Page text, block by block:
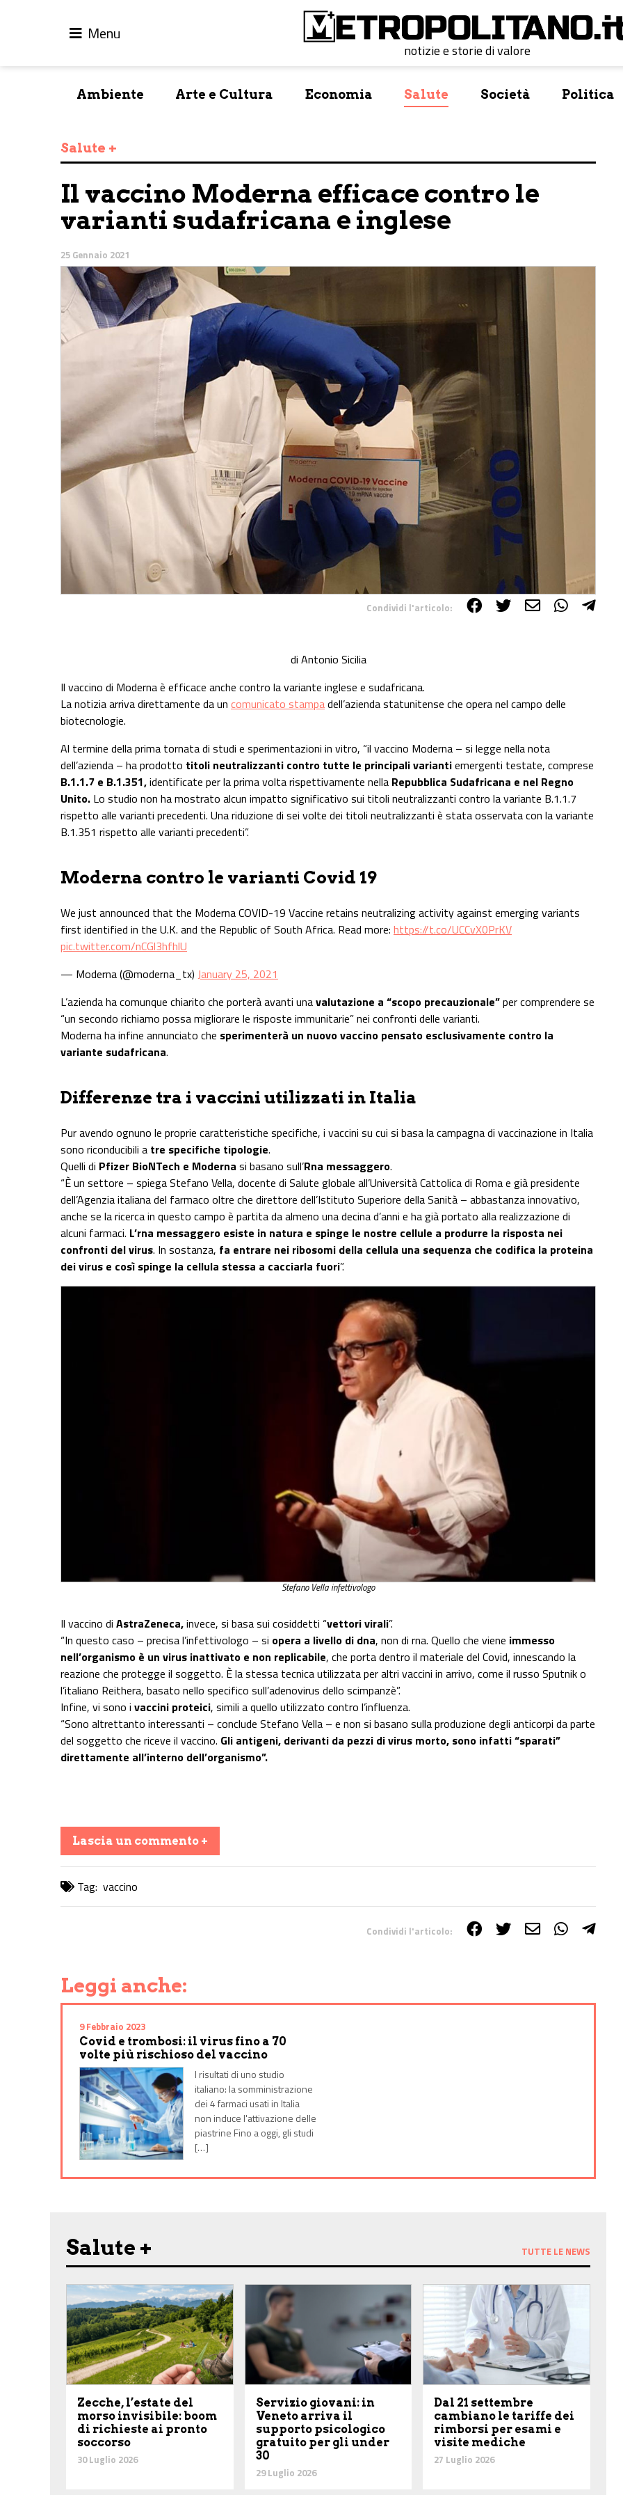
Menu
notizie e storie di valore
Ambiente Arte e Cultura Economia Salute Società Politica
Salute +
Il vaccino Moderna efficace contro le
varianti sudafricana e inglese
25 Gennaio 2021
Condividi l'articolo:
di Antonio Sicilia
Il vaccino di Moderna è efficace anche contro la variante inglese e sudafricana.
La notizia arriva direttamente da un comunicato stampadell’azienda statunitense che opera nel campo delle
biotecnologie.
Al termine della prima tornata di studi e sperimentazioni in vitro, “il vaccino Moderna – si legge nella nota
dell’azienda – ha prodotto titoli neutralizzanti contro tutte le principali variantiemergenti testate, comprese
B.1.1.7 e B.1.351,identificate per la prima volta rispettivamente nella Repubblica Sudafricana e nel Regno
Unito. Lo studio non ha mostrato alcun impatto significativo sui titoli neutralizzanti contro la variante B.1.1.7
rispetto alle varianti precedenti. Una riduzione di sei volte dei titoli neutralizzanti è stata osservata con la variante
B.1.351 rispetto alle varianti precedenti”.
Moderna contro le varianti Covid 19
We just announced that the Moderna COVID-19 Vaccine retains neutralizing activity against emerging variants
first identified in the U.K. and the Republic of South Africa. Read more: https://t.co/UCCvX0PrKV
pic.twitter.com/nCGl3hfhlU
— Moderna (@moderna_tx) January 25, 2021
L’azienda ha comunque chiarito che porterà avanti unavalutazione a “scopo precauzionale”per comprendere se
“un secondo richiamo possa migliorare le risposte immunitarie” nei confronti delle varianti.
Moderna ha infine annunciato che sperimenterà un nuovo vaccino pensato esclusivamente contro la
variante sudafricana.
Differenze tra i vaccini utilizzati in Italia
Pur avendo ognuno le proprie caratteristiche specifiche, i vaccini su cui si basa la campagna di vaccinazione in Italia
sono riconducibili a tre specifiche tipologie.
Quelli di Pfizer BioNTech e Moderna si basano sull’Rna messaggero.
“È un settore – spiega Stefano Vella, docente di Salute globale all’Università Cattolica di Roma e già presidente
dell’Agenzia italiana del farmaco oltre che direttore dell’Istituto Superiore della Sanità – abbastanza innovativo,
anche se la ricerca in questo campo è partita da almeno una decina d’anni e ha già portato alla realizzazione di
alcuni farmaci. L’rna messaggero esiste in natura e spinge le nostre cellule a produrre la risposta nei
confronti del virus. In sostanza, fa entrare nei ribosomi della cellula una sequenza che codifica la proteina
dei virus e così spinge la cellula stessa a cacciarla fuori”.
Stefano Vella infettivologo
Il vaccino di AstraZeneca,invece, si basa sui cosiddetti “vettori virali”.
“In questo caso – precisa l’infettivologo – si opera a livello di dna, non di rna. Quello che viene immesso
nell’organismo è un virus inattivato e non replicabile, che porta dentro il materiale del Covid, innescando la
reazione che protegge il soggetto. È la stessa tecnica utilizzata per altri vaccini in arrivo, come il russo Sputnik o
l’italiano Reithera, basato nello specifico sull’adenovirus dello scimpanzè”.
Infine, vi sono i vaccini proteici, simili a quello utilizzato contro l’influenza.
“Sono altrettanto interessanti – conclude Stefano Vella – e non si basano sulla produzione degli anticorpi da parte
del soggetto che riceve il vaccino. Gli antigeni, derivanti da pezzi di virus morto, sono infatti “sparati”
direttamente all’interno dell’organismo”.
Lascia un commento +
Tag: vaccino
Condividi l'articolo:
Leggi anche:
9 Febbraio 2023
Covid e trombosi: il virus fino a 70
volte più rischioso del vaccino
I risultati di uno studio
italiano: la somministrazione
dei 4 farmaci usati in Italia
non induce l'attivazione delle
piastrine Fino a oggi, gli studi
[…]
Salute + TUTTE LE NEWS
Zecche, l’estate del
morso invisibile: boom
di richieste ai pronto
soccorso
30 Luglio 2026
Servizio giovani: in
Veneto arriva il
supporto psicologico
gratuito per gli under
30
29 Luglio 2026
Dal 21 settembre
cambiano le tariffe dei
rimborsi per esami e
visite mediche
27 Luglio 2026